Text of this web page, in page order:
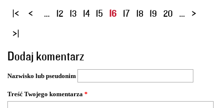
S
o
n
y
… 12 13 14 15 16 17 18 19 20 …
Dodaj komentarz
Nazwisko lub pseudonim
Treść Twojego komentarza *